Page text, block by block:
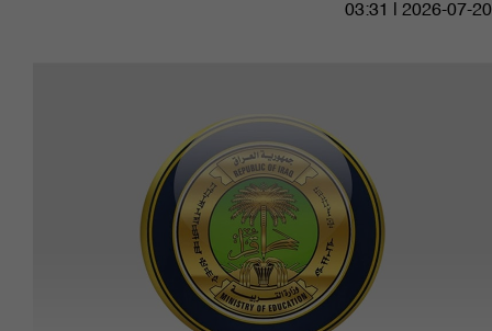
03:31 | 2026-07-20